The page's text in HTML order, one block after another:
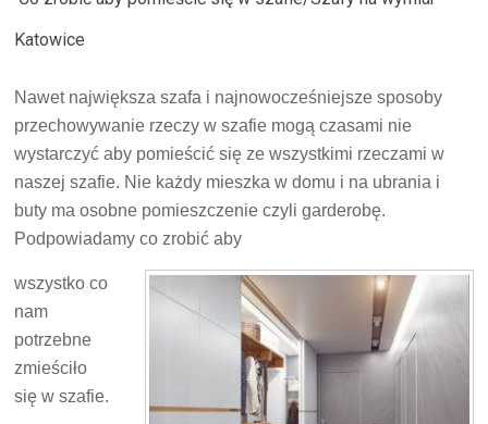
Katowice
Nawet największa szafa i najnowocześniejsze sposoby
przechowywanie rzeczy w szafie mogą czasami nie
wystarczyć aby pomieścić się ze wszystkimi rzeczami w
naszej szafie. Nie każdy mieszka w domu i na ubrania i
buty ma osobne pomieszczenie czyli garderobę.
Podpowiadamy co zrobić aby
wszystko co
nam
potrzebne
zmieściło
się w szafie.